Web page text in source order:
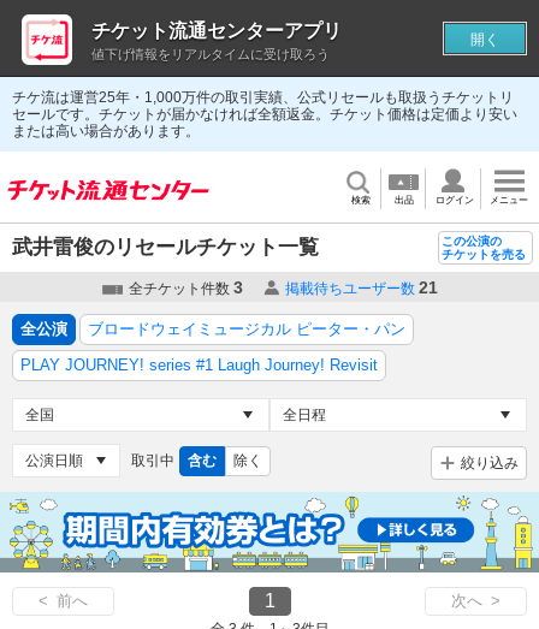
チケ流は運営25年・1,000万件の取引実績、公式リセールも取扱うチケットリ
セールです。チケットが届かなければ全額返金。チケット価格は定価より安い
または高い場合があります。
検索 出品 ログイン メニュー
武井雷俊のリセールチケット一覧
この公演の
チケットを売る
全チケット件数 3 掲載待ちユーザー数 21
全公演
ブロードウェイミュージカル ピーター・パン
PLAY JOURNEY! series #1 Laugh Journey! Revisit
取引中 含む 除く 絞り込み
< 前へ 1 次へ >
チケット流通センターアプリ
値下げ情報をリアルタイムに受け取ろう
開く